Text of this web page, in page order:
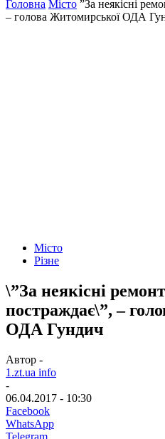
Головна Місто ”За неякісні
– голова Житомирської ОДА
Місто
Різне
\”За неякісні
постраждає\”, –
ОДА Гундич
Автор -
1.zt.ua info
-
06.04.2017 - 10:30
Facebook
WhatsApp
Telegram